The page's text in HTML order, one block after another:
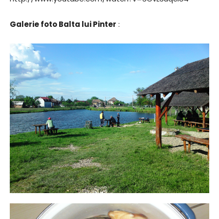
Galerie foto Balta lui Pinter :